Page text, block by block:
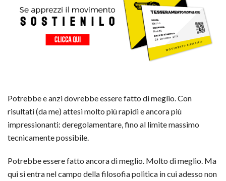
Potrebbe e anzi dovrebbe essere fatto di meglio. Con
risultati (da me) attesi molto più rapidi e ancora più
impressionanti: deregolamentare, fino al limite massimo
tecnicamente possibile.
Potrebbe essere fatto ancora di meglio. Molto di meglio. Ma
qui si entra nel campo della filosofia politica in cui adesso non